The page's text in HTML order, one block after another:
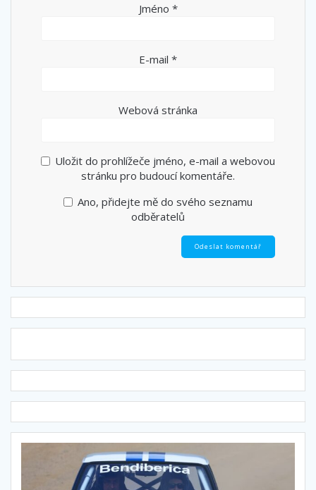
Jméno *
E-mail *
Webová stránka
Uložit do prohlížeče jméno, e-mail a webovou
stránku pro budoucí komentáře.
Ano, přidejte mě do svého seznamu
odběratelů